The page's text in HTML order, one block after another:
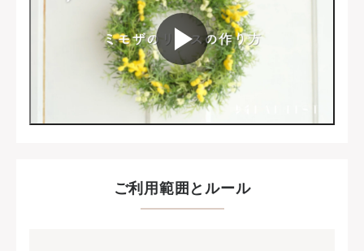
ご利用範囲とルール